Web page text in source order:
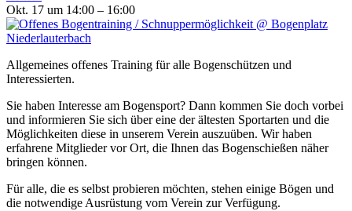
Okt. 17 um 14:00 – 16:00
Allgemeines offenes Training für alle Bogenschützen und
Interessierten.
Sie haben Interesse am Bogensport? Dann kommen Sie doch vorbei
und informieren Sie sich über eine der ältesten Sportarten und die
Möglichkeiten diese in unserem Verein auszuüben. Wir haben
erfahrene Mitglieder vor Ort, die Ihnen das Bogenschießen näher
bringen können.
Für alle, die es selbst probieren möchten, stehen einige Bögen und
die notwendige Ausrüstung vom Verein zur Verfügung.